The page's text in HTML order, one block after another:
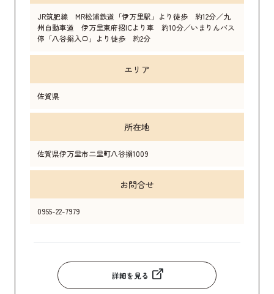
JR筑肥線 MR松浦鉄道「伊万里駅」より徒歩 約12分／九
州自動車道 伊万里東府招ICより車 約10分／いまりんバス
停「八谷搦入口」より徒歩 約2分
エリア
佐賀県
所在地
佐賀県伊万里市二里町八谷搦1009
お問合せ
0955-22-7979
詳細を見る